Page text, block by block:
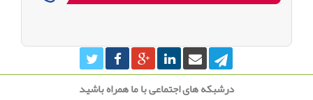
درشبکه های اجتماعی با ما همراه باشید